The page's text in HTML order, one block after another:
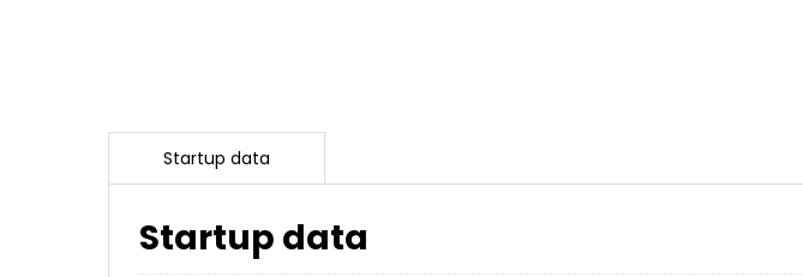
Startup data